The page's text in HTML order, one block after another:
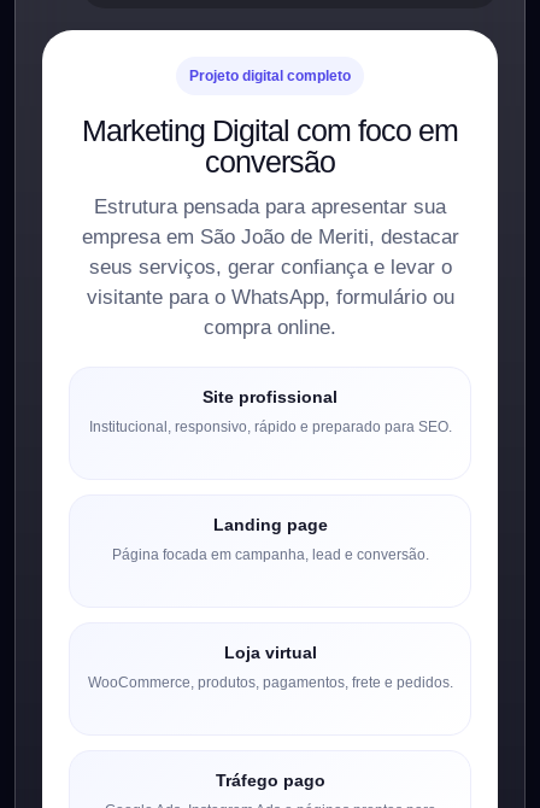
Projeto digital completo
Marketing Digital com foco em
conversão
Estrutura pensada para apresentar sua
empresa em São João de Meriti, destacar
seus serviços, gerar confiança e levar o
visitante para o WhatsApp, formulário ou
compra online.
Site profissional
Institucional, responsivo, rápido e preparado para SEO.
Landing page
Página focada em campanha, lead e conversão.
Loja virtual
WooCommerce, produtos, pagamentos, frete e pedidos.
Tráfego pago